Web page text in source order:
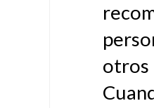
otros